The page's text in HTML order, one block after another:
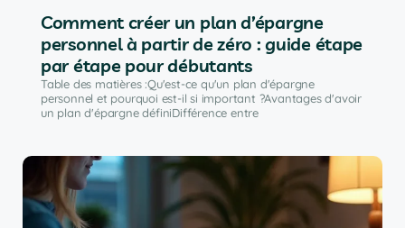
Comment créer un plan d’épargne
personnel à partir de zéro : guide étape
par étape pour débutants
Table des matières :Qu'est-ce qu'un plan d'épargne
personnel et pourquoi est-il si important ?Avantages d'avoir
un plan d'épargne définiDifférence entre